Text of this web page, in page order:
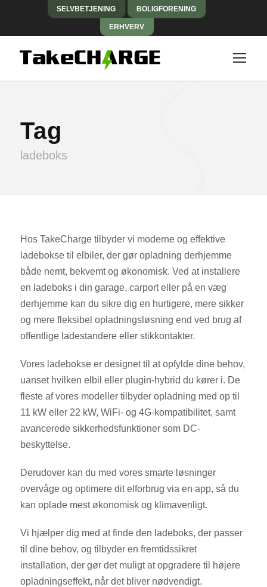
SELVBETJENING BOLIGFORENING
ERHVERV
Tag
ladeboks
Hos TakeCharge tilbyder vi moderne og effektive
ladebokse til elbiler, der gør opladning derhjemme
både nemt, bekvemt og økonomisk. Ved at installere
en ladeboks i din garage, carport eller på en væg
derhjemme kan du sikre dig en hurtigere, mere sikker
og mere fleksibel opladningsløsning end ved brug af
offentlige ladestandere eller stikkontakter.
Vores ladebokse er designet til at opfylde dine behov,
uanset hvilken elbil eller plugin-hybrid du kører i. De
fleste af vores modeller tilbyder opladning med op til
11 kW eller 22 kW, WiFi- og 4G-kompatibilitet, samt
avancerede sikkerhedsfunktioner som DC-
beskyttelse.
Derudover kan du med vores smarte løsninger
overvåge og optimere dit elforbrug via en app, så du
kan oplade mest økonomisk og klimavenligt.
Vi hjælper dig med at finde den ladeboks, der passer
til dine behov, og tilbyder en fremtidssikret
installation, der gør det muligt at opgradere til højere
opladningseffekt, når det bliver nødvendigt.